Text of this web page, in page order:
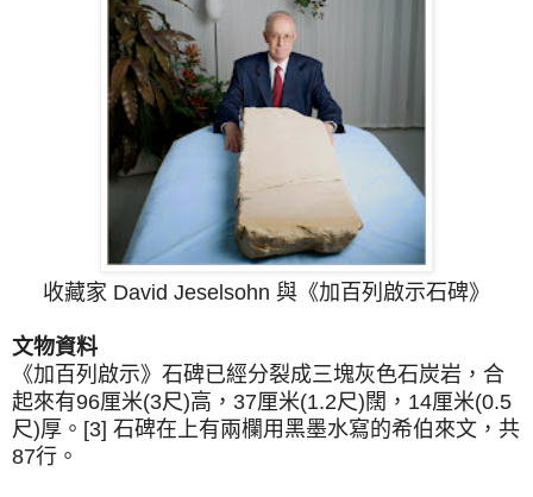
收藏家 David Jeselsohn 與《加百列啟示石碑》
文物資料
《加百列啟示》石碑已經分裂成三塊灰色石炭岩，合
起來有96厘米(3尺)高，37厘米(1.2尺)闊，14厘米(0.5
尺)厚。[3] 石碑在上有兩欄用黑墨水寫的希伯來文，共
87行。